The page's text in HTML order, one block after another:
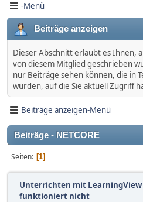
-Menü
Beiträge anzeigen
Dieser Abschnitt erlaubt es Ihnen,
von diesem Mitglied geschrieben
nur Beiträge sehen können, die in
wurden, auf die Sie aktuell Zugriff
Beiträge anzeigen-Menü
Beiträge - NETCORE
Seiten 1
Unterrichten mit LearningView
funktioniert nicht